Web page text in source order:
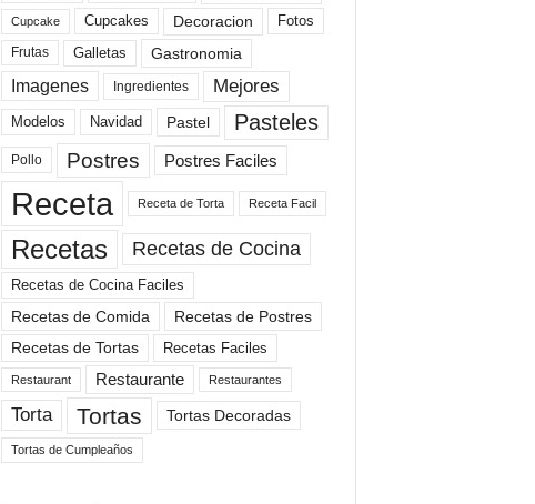
Cupcake Cupcakes Decoracion Fotos
Frutas Galletas Gastronomia
Imagenes Ingredientes Mejores
Modelos Navidad Pastel Pasteles
Pollo Postres Postres Faciles
Receta Receta de Torta Receta Facil
Recetas Recetas de Cocina
Recetas de Cocina Faciles
Recetas de Comida
Recetas de Postres
Recetas de Tortas
Recetas Faciles
Restaurant Restaurante Restaurantes
Torta Tortas Tortas Decoradas
Tortas de Cumpleaños